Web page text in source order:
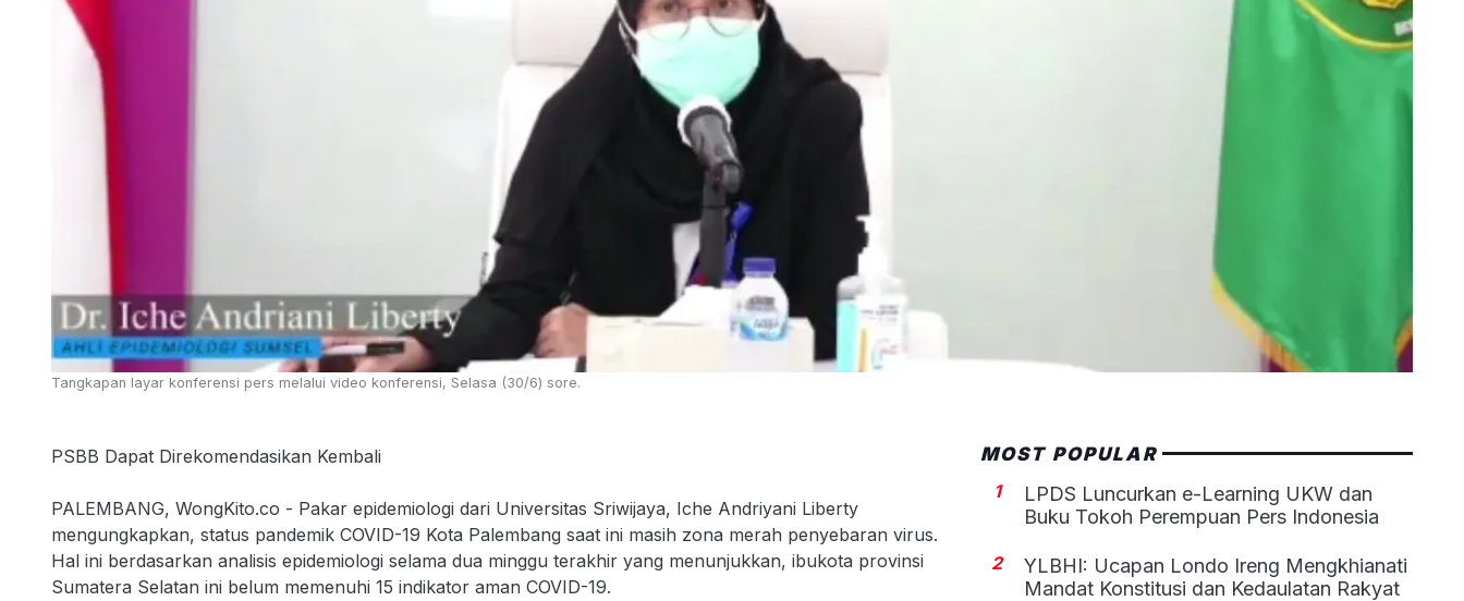
Tangkapan layar konferensi pers melalui video konferensi, Selasa (30/6) sore.
PSBB Dapat Direkomendasikan Kembali
PALEMBANG, WongKito.co - Pakar epidemiologi dari Universitas Sriwijaya, Iche Andriyani Liberty
mengungkapkan, status pandemik COVID-19 Kota Palembang saat ini masih zona merah penyebaran virus.
Hal ini berdasarkan analisis epidemiologi selama dua minggu terakhir yang menunjukkan, ibukota provinsi
Sumatera Selatan ini belum memenuhi 15 indikator aman COVID-19.
MOST POPULAR
1
LPDS Luncurkan e-Learning UKW dan
Buku Tokoh Perempuan Pers Indonesia
2
YLBHI: Ucapan Londo Ireng Mengkhianati
Mandat Konstitusi dan Kedaulatan Rakyat